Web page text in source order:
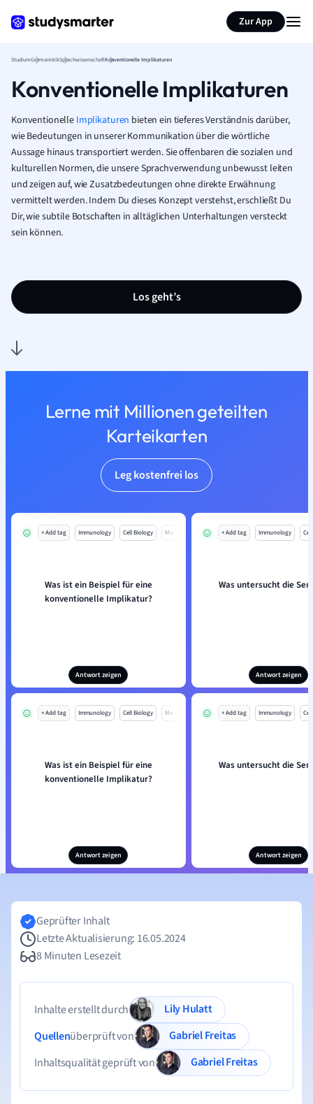
Zur App
StudiumGermanistikSprachwissenschaftKonventionelle Implikaturen
Konventionelle Implikaturen
Konventionelle Implikaturen bieten ein tieferes Verständnis darüber,
wie Bedeutungen in unserer Kommunikation über die wörtliche
Aussage hinaus transportiert werden. Sie offenbaren die sozialen und
kulturellen Normen, die unsere Sprachverwendung unbewusst leiten
und zeigen auf, wie Zusatzbedeutungen ohne direkte Erwähnung
vermittelt werden. Indem Du dieses Konzept verstehst, erschließt Du
Dir, wie subtile Botschaften in alltäglichen Unterhaltungen versteckt
sein können.
Los geht’s
Lerne mit Millionen geteilten
Karteikarten
Leg kostenfrei los
+ Add tag Immunology Cell Biology Mo
Was ist ein Beispiel für eine
konventionelle Implikatur?
Antwort zeigen
+ Add tag Immunology
Was untersucht die
Antwort zeigen
+ Add tag Immunology Cell Biology Mo
Was ist ein Beispiel für eine
konventionelle Implikatur?
Antwort zeigen
+ Add tag Immunology
Was untersucht die
Antwort zeigen
Geprüfter Inhalt
Letzte Aktualisierung: 16.05.2024
8 Minuten Lesezeit
Inhalte erstellt durch
Lily Hulatt
Quellenüberprüft von
Gabriel Freitas
Inhaltsqualität geprüft von
Gabriel Freitas